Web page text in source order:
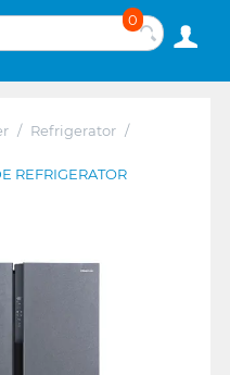
0
/ Refrigerator /
REFRIGERATOR